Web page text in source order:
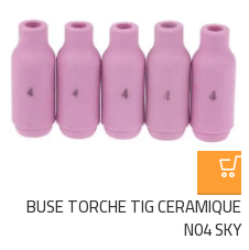
BUSE TORCHE TIG CERAMIQUE
N04 SKY